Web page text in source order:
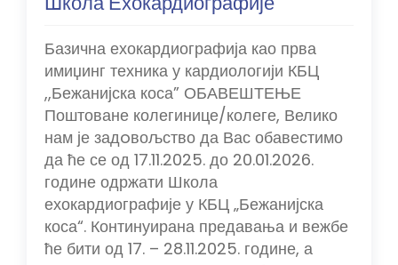
Базична ехокардиографија као прва
имиџинг техника у кардиологији КБЦ
,,Бежанијска коса” ОБАВЕШТЕЊЕ
Поштоване колегинице/колеге, Велико
нам је задoвољство да Вас обавестимо
да ће се од 17.11.2025. до 20.01.2026.
године одржати Школа
ехокардиографије у КБЦ „Бежанијска
коса“. Континуирана предавања и вежбе
ће бити од 17. – 28.11.2025. године, а